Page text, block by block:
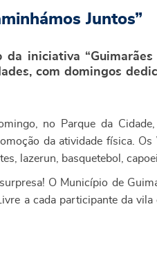
Juntos”
iniciativa “Guimarães
com domingos
no Parque da
da atividade física.
lazerun, basquetebol,
O Município de
a cada participante da